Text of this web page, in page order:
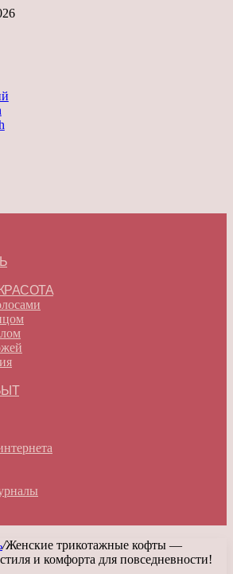
/Женские трикотажные кофты —
и комфорта для повседневности!